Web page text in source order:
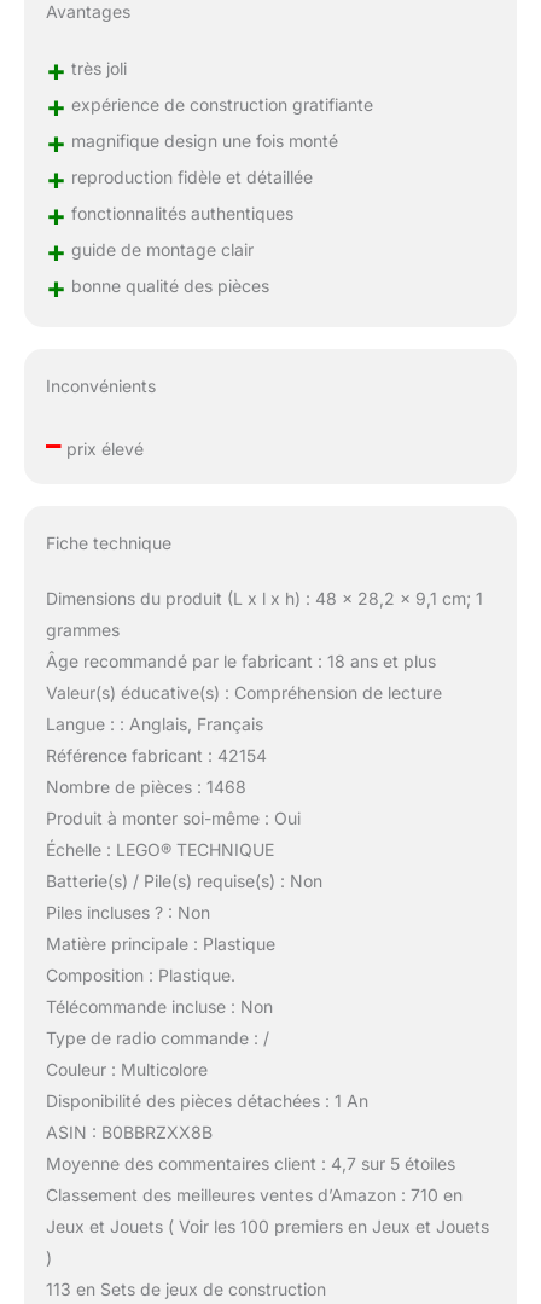
Avantages
+ très joli
+ expérience de construction gratifiante
+ magnifique design une fois monté
+ reproduction fidèle et détaillée
+ fonctionnalités authentiques
+ guide de montage clair
+ bonne qualité des pièces
Inconvénients
–prix élevé
Fiche technique
Dimensions du produit (L x l x h) : 48 x 28,2 x 9,1 cm; 1
grammes
Âge recommandé par le fabricant : 18 ans et plus
Valeur(s) éducative(s) : Compréhension de lecture
Langue : : Anglais, Français
Référence fabricant : 42154
Nombre de pièces : 1468
Produit à monter soi-même : Oui
Échelle : LEGO® TECHNIQUE
Batterie(s) / Pile(s) requise(s) : Non
Piles incluses ? : Non
Matière principale : Plastique
Composition : Plastique.
Télécommande incluse : Non
Type de radio commande : /
Couleur : Multicolore
Disponibilité des pièces détachées : 1 An
ASIN : B0BBRZXX8B
Moyenne des commentaires client : 4,7 sur 5 étoiles
Classement des meilleures ventes d’Amazon : 710 en
Jeux et Jouets ( Voir les 100 premiers en Jeux et Jouets
)
113 en Sets de jeux de construction